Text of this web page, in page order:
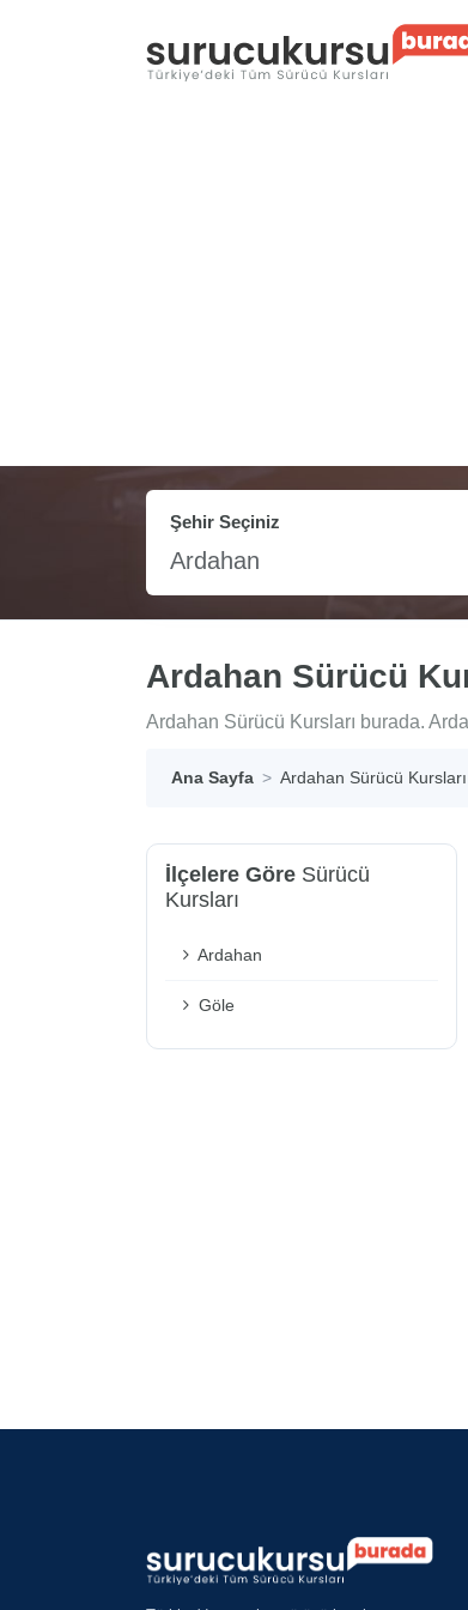
Şehir Seçiniz
Ardahan
Ardahan Sürücü
Ardahan Sürücü Kursları burada.
Ana Sayfa Ardahan Sürücü Kursları
İlçelere Göre Sürücü
Kursları
Ardahan
Göle